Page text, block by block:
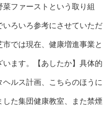
ファーストという取り組
ろいろ参考にさせていただ
では現在、健康増進事業と
ます。【あしたか】具体的
ルス計画、こちらのほうに
た集団健康教室、また禁煙